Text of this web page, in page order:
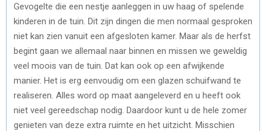
Gevogelte die een nestje aanleggen in uw haag of spelende
kinderen in de tuin. Dit zijn dingen die men normaal gesproken
niet kan zien vanuit een afgesloten kamer. Maar als de herfst
begint gaan we allemaal naar binnen en missen we geweldig
veel moois van de tuin. Dat kan ook op een afwijkende
manier. Het is erg eenvoudig om een glazen schuifwand te
realiseren. Alles word op maat aangeleverd en u heeft ook
niet veel gereedschap nodig. Daardoor kunt u de hele zomer
genieten van deze extra ruimte en het uitzicht. Misschien